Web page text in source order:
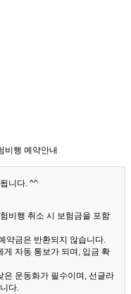
비행 예약안내
니다. ^^
비행 취소 시 보험금을 포함
약금은 반환되지 않습니다.
자동 통보가 되며, 입금 확
은 운동화가 필수이며, 선글라
다.